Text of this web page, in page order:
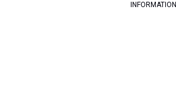
INFORMATION